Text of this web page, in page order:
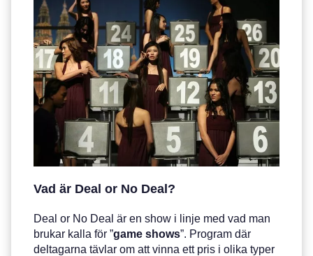
Vad är Deal or No Deal?
Deal or No Deal är en show i linje med vad man
brukar kalla för ”game shows”. Program där
deltagarna tävlar om att vinna ett pris i olika typer